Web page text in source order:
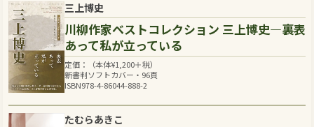
三上博史
川柳作家ベストコレクション 三上博史―裏表
あって私が立っている
定価：（本体¥1,200＋税）
新書判ソフトカバー・96頁
ISBN978-4-86044-888-2
たむらあきこ